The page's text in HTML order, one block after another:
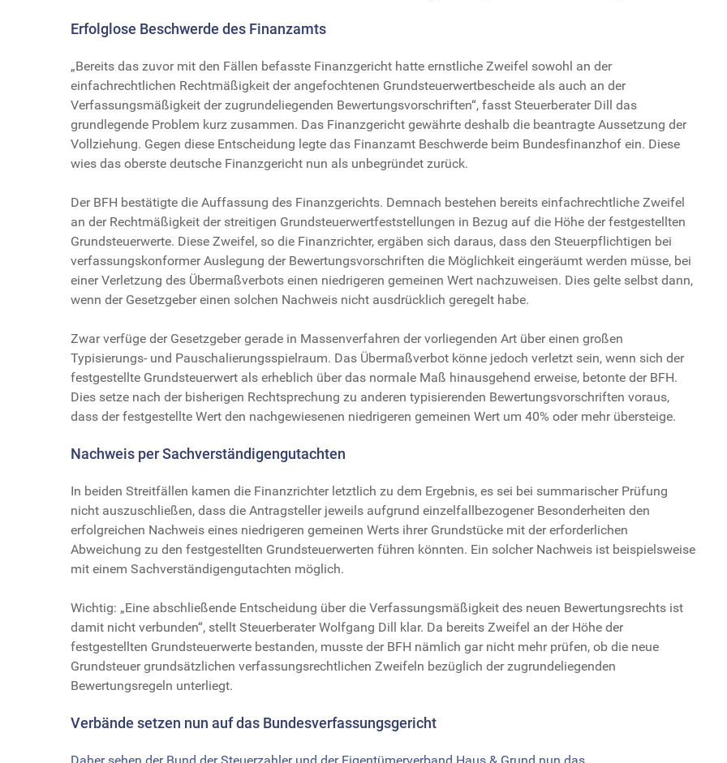
Erfolglose Beschwerde des Finanzamts
„Bereits das zuvor mit den Fällen befasste Finanzgericht hatte ernstliche Zweifel sowohl an der
einfachrechtlichen Rechtmäßigkeit der angefochtenen Grundsteuerwertbescheide als auch an der
Verfassungsmäßigkeit der zugrundeliegenden Bewertungsvorschriften“, fasst Steuerberater Dill das
grundlegende Problem kurz zusammen. Das Finanzgericht gewährte deshalb die beantragte Aussetzung der
Vollziehung. Gegen diese Entscheidung legte das Finanzamt Beschwerde beim Bundesfinanzhof ein. Diese
wies das oberste deutsche Finanzgericht nun als unbegründet zurück.
Der BFH bestätigte die Auffassung des Finanzgerichts. Demnach bestehen bereits einfachrechtliche Zweifel
an der Rechtmäßigkeit der streitigen Grundsteuerwertfeststellungen in Bezug auf die Höhe der festgestellten
Grundsteuerwerte. Diese Zweifel, so die Finanzrichter, ergäben sich daraus, dass den Steuerpflichtigen bei
verfassungskonformer Auslegung der Bewertungsvorschriften die Möglichkeit eingeräumt werden müsse, bei
einer Verletzung des Übermaßverbots einen niedrigeren gemeinen Wert nachzuweisen. Dies gelte selbst dann,
wenn der Gesetzgeber einen solchen Nachweis nicht ausdrücklich geregelt habe.
Zwar verfüge der Gesetzgeber gerade in Massenverfahren der vorliegenden Art über einen großen
Typisierungs- und Pauschalierungsspielraum. Das Übermaßverbot könne jedoch verletzt sein, wenn sich der
festgestellte Grundsteuerwert als erheblich über das normale Maß hinausgehend erweise, betonte der BFH.
Dies setze nach der bisherigen Rechtsprechung zu anderen typisierenden Bewertungsvorschriften voraus,
dass der festgestellte Wert den nachgewiesenen niedrigeren gemeinen Wert um 40% oder mehr übersteige.
Nachweis per Sachverständigengutachten
In beiden Streitfällen kamen die Finanzrichter letztlich zu dem Ergebnis, es sei bei summarischer Prüfung
nicht auszuschließen, dass die Antragsteller jeweils aufgrund einzelfallbezogener Besonderheiten den
erfolgreichen Nachweis eines niedrigeren gemeinen Werts ihrer Grundstücke mit der erforderlichen
Abweichung zu den festgestellten Grundsteuerwerten führen könnten. Ein solcher Nachweis ist beispielsweise
mit einem Sachverständigengutachten möglich.
Wichtig: „Eine abschließende Entscheidung über die Verfassungsmäßigkeit des neuen Bewertungsrechts ist
damit nicht verbunden“, stellt Steuerberater Wolfgang Dill klar. Da bereits Zweifel an der Höhe der
festgestellten Grundsteuerwerte bestanden, musste der BFH nämlich gar nicht mehr prüfen, ob die neue
Grundsteuer grundsätzlichen verfassungsrechtlichen Zweifeln bezüglich der zugrundeliegenden
Bewertungsregeln unterliegt.
Verbände setzen nun auf das Bundesverfassungsgericht